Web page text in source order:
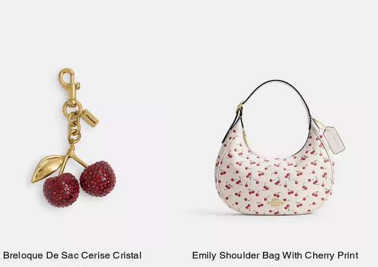
Breloque De Sac Cerise Cristal
Ajouter au panier
Emily Shoulder Bag With Cherry Print